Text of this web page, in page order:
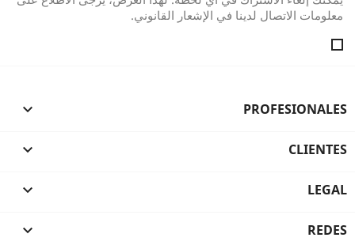
معلومات الاتصال لدينا في الإشعار القانوني.
PROFESIONALES

CLIENTES

LEGAL

REDES
